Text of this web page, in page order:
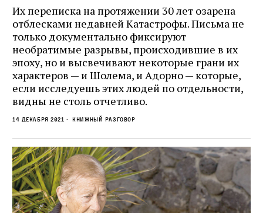
Их переписка на протяжении 30 лет озарена
отблесками недавней Катастрофы. Письма не
только документально фиксируют
необратимые разрывы, происходившие в их
эпоху, но и высвечивают некоторые грани их
характеров — и Шолема, и Адорно — которые,
если исследуешь этих людей по отдельности,
видны не столь отчетливо.
14 декабря 2021 Книжный разговор